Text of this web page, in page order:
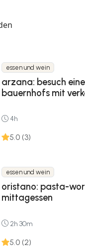
essen und wein
arzana: besuch
bauernhofs mit
4h
5.0 (3)
essen und wein
oristano: pasta-
mittagessen
2h 30m
5.0 (2)